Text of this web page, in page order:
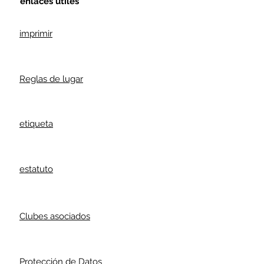
estatuto
imprimir
Reglas de lugar
etiqueta
Clubes asociados
Protección de Datos